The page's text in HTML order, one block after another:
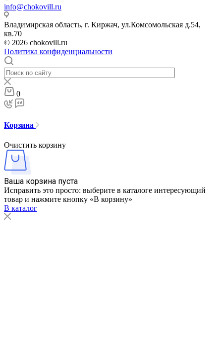
info@chokovill.ru
Владимирская область, г. Киржач, ул.Комсомольская д.54,
кв.70
© 2026 chokovill.ru
Политика конфиденциальности
0
Корзина
Очистить корзину
Ваша корзина пуста
Исправить это просто: выберите в каталоге интересующий
товар и нажмите кнопку «В корзину»
В каталог